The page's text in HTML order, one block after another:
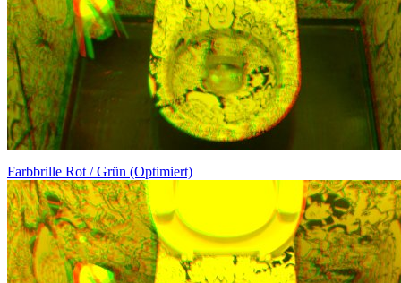
Farbbrille Rot / Grün (Optimiert)